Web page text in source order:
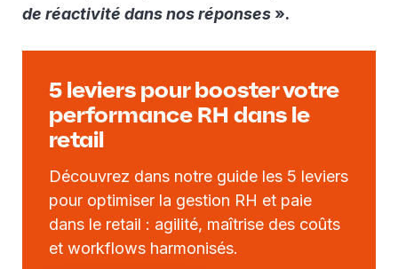
de réactivité dans nos réponses ».
5 leviers pour booster votre
performance RH dans le
retail
Découvrez dans notre guide les 5 leviers
pour optimiser la gestion RH et paie
dans le retail : agilité, maîtrise des coûts
et workflows harmonisés.